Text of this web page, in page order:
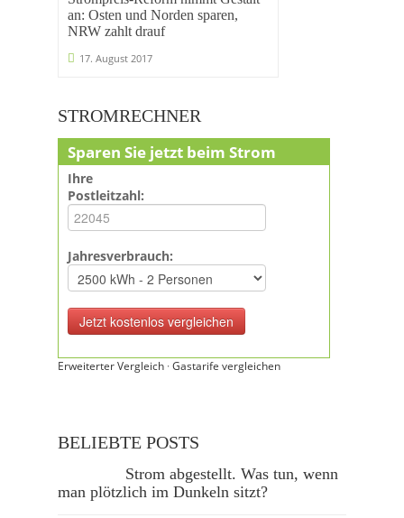
an: Osten und Norden sparen,
NRW zahlt drauf
17. August 2017
STROMRECHNER
Sparen Sie jetzt beim Strom
Ihre
Postleitzahl:
Jahresverbrauch:
Erweiterter Vergleich ·Gastarife vergleichen
BELIEBTE POSTS
Strom abgestellt. Was tun, wenn
man plötzlich im Dunkeln sitzt?